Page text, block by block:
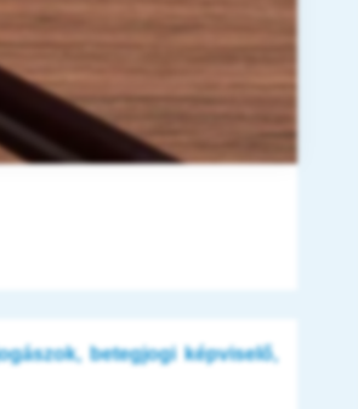
betegjogi képviselő,